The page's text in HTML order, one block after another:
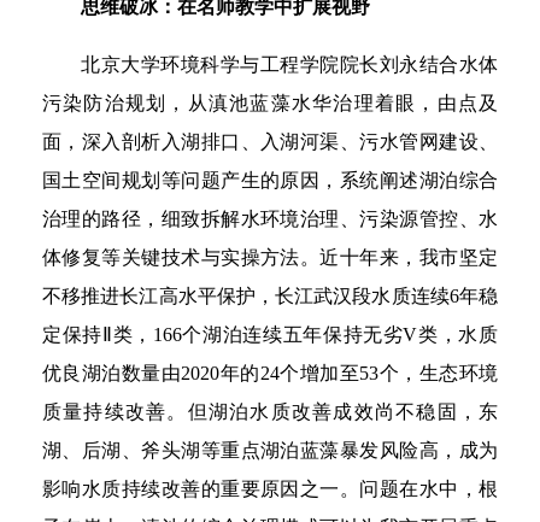
思维破冰：在名师教学中扩展视野
北京大学环境科学与工程学院院长刘永结合水体
污染防治规划，从滇池蓝藻水华治理着眼，由点及
面，深入剖析入湖排口、入湖河渠、污水管网建设、
国土空间规划等问题产生的原因，系统阐述湖泊综合
治理的路径，细致拆解水环境治理、污染源管控、水
体修复等关键技术与实操方法。近十年来，我市坚定
不移推进长江高水平保护，长江武汉段水质连续6年稳
定保持Ⅱ类，166个湖泊连续五年保持无劣V类，水质
优良湖泊数量由2020年的24个增加至53个，生态环境
质量持续改善。但湖泊水质改善成效尚不稳固，东
湖、后湖、斧头湖等重点湖泊蓝藻暴发风险高，成为
影响水质持续改善的重要原因之一。问题在水中，根